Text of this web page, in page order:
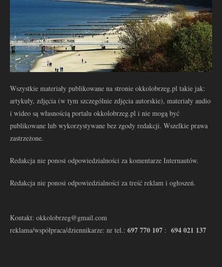
Wszystkie materiały publikowane na stronie okkolobrzeg.pl takie jak:
artykuły, zdjęcia (w tym szczególnie zdjęcia autorskie), materiały audio
i wideo są własnością portalu okkolobrzeg.pl i nie mogą być
publikowane lub wykorzystywane bez zgody redakcji. Wszelkie prawa
zastrzeżone.
Redakcja nie ponosi odpowiedzialności za komentarze Internautów.
Redakcja nie ponosi odpowiedzialności za treść reklam i ogłoszeń.
Kontakt: okkolobrzeg@gmail.com
reklama/współpraca/dziennikarze: nr tel.: 697 770 107 : 694 021 137